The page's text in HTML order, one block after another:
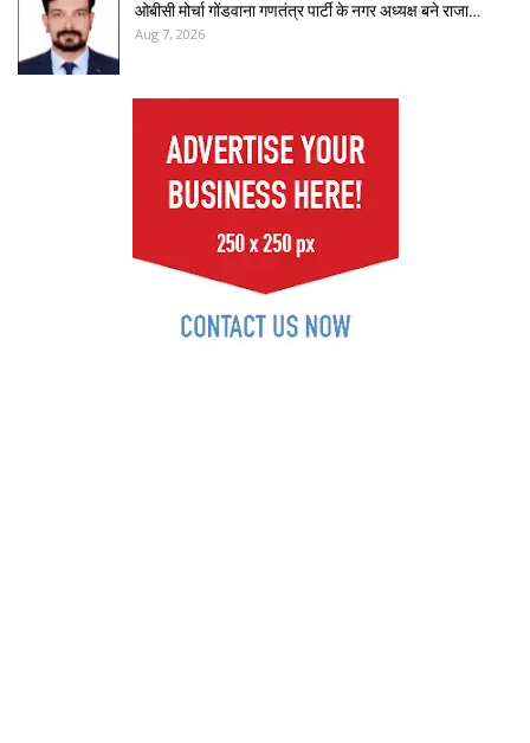
ओबीसी मोर्चा गोंडवाना गणतंत्र पार्टी के नगर अध्यक्ष बने राजा…
Aug 7, 2026